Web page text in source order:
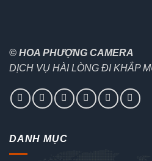
© HOA PHƯỢNG CAMERA
DỊCH VỤ HÀI LÒNG ĐI KHẮP
DANH MỤC